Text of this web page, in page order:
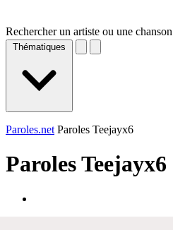
Rechercher un artiste ou une chanson
Thématiques
Paroles.net Paroles Teejayx6
ParolesTeejayx6